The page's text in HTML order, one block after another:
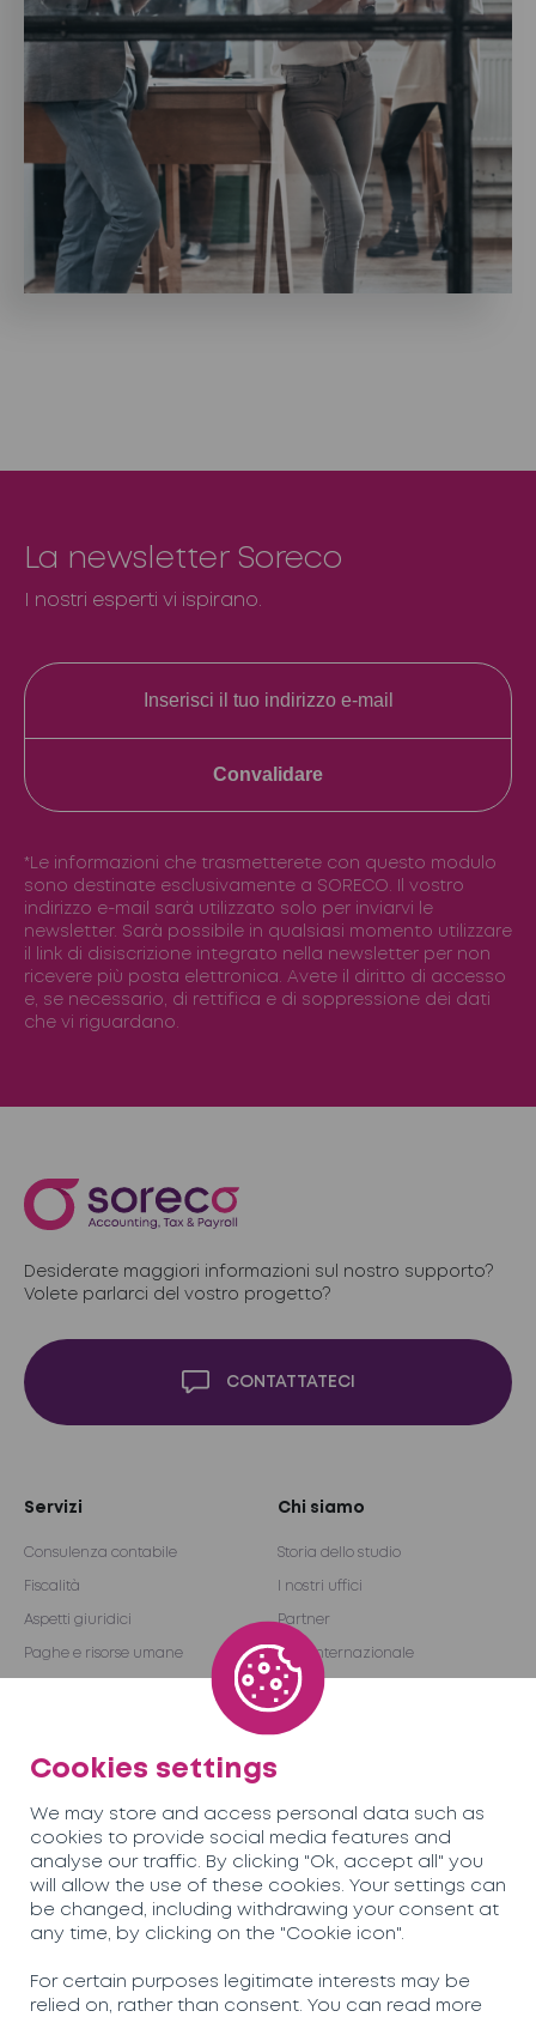
La newsletter Soreco
I nostri esperti vi ispirano.
Convalidare
*Le informazioni che trasmetterete con questo modulo
sono destinate esclusivamente a SORECO. Il vostro
indirizzo e-mail sarà utilizzato solo per inviarvi le
newsletter. Sarà possibile in qualsiasi momento utilizzare
il link di disiscrizione integrato nella newsletter per non
ricevere più posta elettronica. Avete il diritto di accesso
e, se necessario, di rettifica e di soppressione dei dati
che vi riguardano.
Desiderate maggiori informazioni sul nostro supporto?
Volete parlarci del vostro progetto?
CONTATTATECI
Servizi
Consulenza contabile
Fiscalità
Aspetti giuridici
Paghe e risorse umane
Chi siamo
Storia dello studio
I nostri uffici
Partner
Rete internazionale
Become a partner
professionali
Soreco© 2026
Informativa sulla privacy
Cookies settings
We may store and access personal data such as
cookies to provide social media features and
analyse our traffic. By clicking "Ok, accept all" you
will allow the use of these cookies. Your settings can
be changed, including withdrawing your consent at
any time, by clicking on the "Cookie icon".
For certain purposes legitimate interests may be
relied on, rather than consent. You can read more